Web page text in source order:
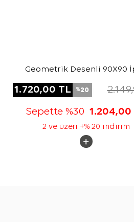
Geometrik Desenli 90X90
1.720,00 TL %20
Sepette %30 1.204,00
2 ve üzeri +% 20 indirim